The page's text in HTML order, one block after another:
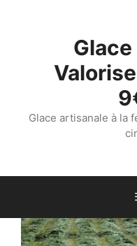
Glace
Glace artisanale à la